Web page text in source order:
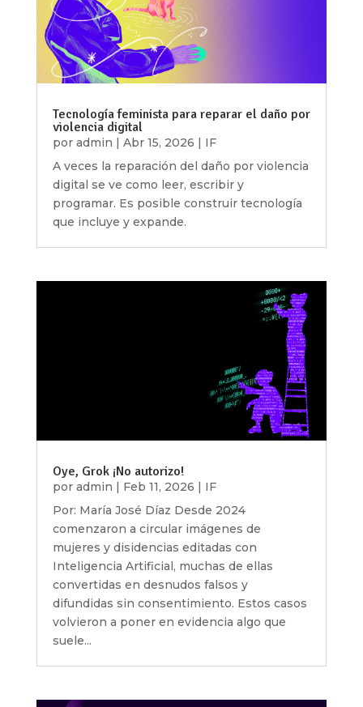
Tecnología feminista para reparar el daño por
violencia digital
por admin | Abr 15, 2026 | IF
A veces la reparación del daño por violencia
digital se ve como leer, escribir y
programar. Es posible construir tecnología
que incluye y expande.
Oye, Grok ¡No autorizo!
por admin | Feb 11, 2026 | IF
Por: María José Díaz Desde 2024
comenzaron a circular imágenes de
mujeres y disidencias editadas con
Inteligencia Artificial, muchas de ellas
convertidas en desnudos falsos y
difundidas sin consentimiento. Estos casos
volvieron a poner en evidencia algo que
suele...